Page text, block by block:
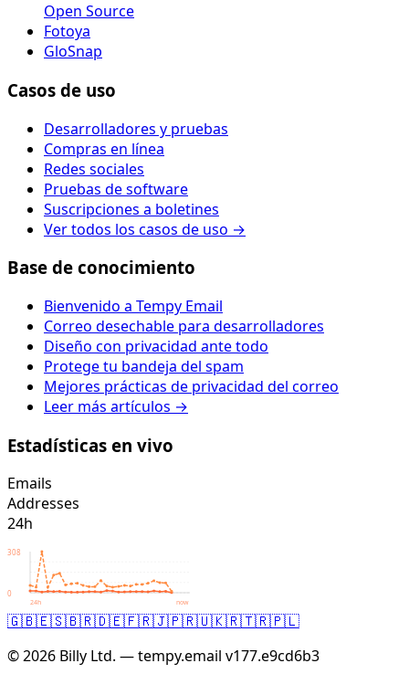
Open Source
Fotoya
GloSnap
Casos de uso
Desarrolladores y pruebas
Compras en línea
Redes sociales
Pruebas de software
Suscripciones a boletines
Ver todos los casos de uso →
Base de conocimiento
Bienvenido a Tempy Email
Correo desechable para desarrolladores
Diseño con privacidad ante todo
Protege tu bandeja del spam
Mejores prácticas de privacidad del correo
Leer más artículos →
Estadísticas en vivo
Emails
Addresses
24h
308
0
24h now
🇬🇧🇪🇸🇧🇷🇩🇪🇫🇷🇯🇵🇷🇺🇰🇷🇹🇷🇵🇱
© 2026 Billy Ltd. — tempy.email v177.e9cd6b3